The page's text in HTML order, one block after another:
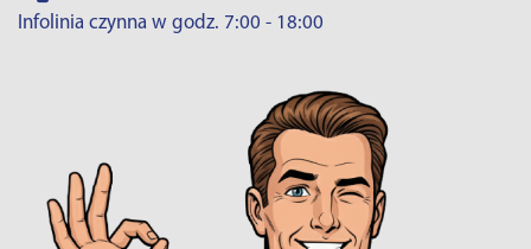
Infolinia czynna w godz. 7:00 - 18:00